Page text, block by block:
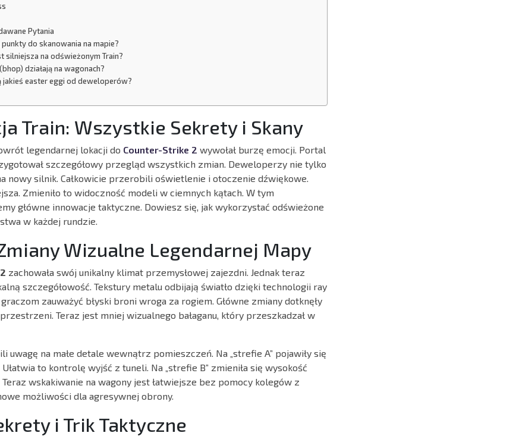
Pytania
punkty do skanowania na mapie?
silniejsza na odświeżonym Train?
działają na wagonach?
jakieś easter eggi od deweloperów?
Train: Wszystkie Sekrety i Skany
legendarnej lokacji do Counter-Strike 2 wywołał burzę emocji. Portal
szczegółowy przegląd wszystkich zmian. Deweloperzy nie tylko
nowy silnik. Całkowicie przerobili oświetlenie i otoczenie dźwiękowe.
Zmieniło to widoczność modeli w ciemnych kątach. W tym
główne innowacje taktyczne. Dowiesz się, jak wykorzystać odświeżone
w każdej rundzie.
Wizualne Legendarnej Mapy
zachowała swój unikalny klimat przemysłowej zajezdni. Jednak teraz
szczegółowość. Tekstury metalu odbijają światło dzięki technologii ray
zauważyć błyski broni wroga za rogiem. Główne zmiany dotknęły
Teraz jest mniej wizualnego bałaganu, który przeszkadzał w
uwagę na małe detale wewnątrz pomieszczeń. Na „strefie A” pojawiły się
Ułatwia to kontrolę wyjść z tuneli. Na „strefie B” zmieniła się wysokość
wskakiwanie na wagony jest łatwiejsze bez pomocy kolegów z
możliwości dla agresywnej obrony.
i Trik Taktyczne